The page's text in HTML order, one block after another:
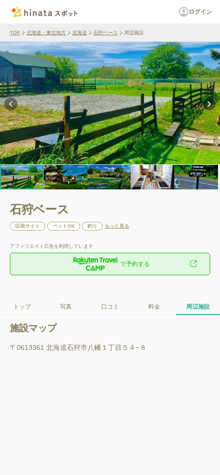
ログイン
TOP 北海道・東北地方 北海道 石狩ベース 周辺施設
石狩ベース
区画サイト ペットOK 釣り もっと見る
アフィリエイト広告を利用しています
で予約する
トップ 写真 口コミ 料金 周辺施設
施設マップ
〒0613361 北海道石狩市八幡１丁目５４−８